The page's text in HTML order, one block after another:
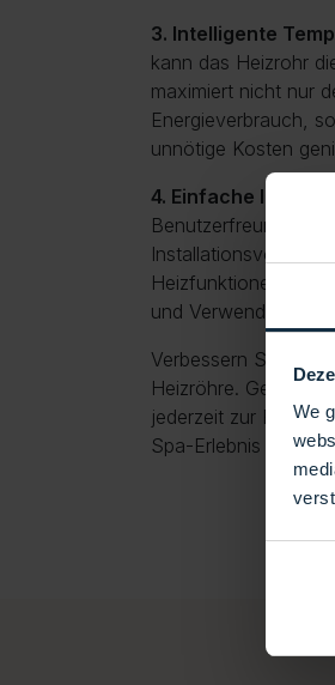
We
3. Intelligente
kann das Heizrohr
maximiert nicht nur
Energieverbrauch,
unnötige Kosten
4. Einfache
Installationsvorgang
Heizfunktionen
und Verwendung
Verbessern Sie Ihr
Heizröhre.
jederzeit zur
Spa-Erlebnis auf